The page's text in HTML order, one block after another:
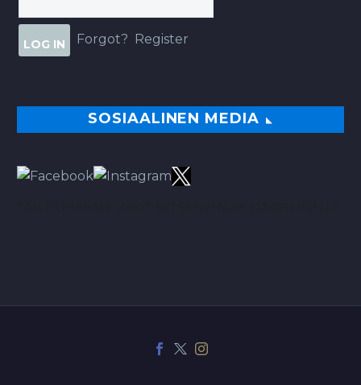
Forgot? Register
SOSIAALINEN MEDIA